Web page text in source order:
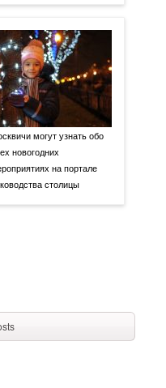
могут узнать обо
новогодних
на портале
столицы